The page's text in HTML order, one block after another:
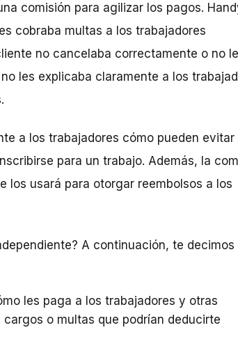
comisión para agilizar los pagos.
cobraba multas a los trabajadores
no cancelaba correctamente o no
les explicaba claramente a los
a los trabajadores cómo pueden evitar
para un trabajo. Además, la
los usará para otorgar reembolsos a los
A continuación, te decimos
les paga a los trabajadores y otras
o multas que podrían deducirte